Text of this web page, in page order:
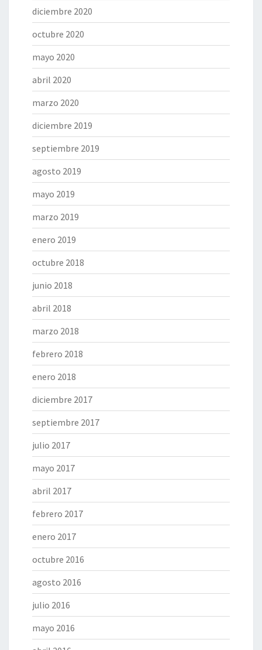
diciembre 2020
octubre 2020
mayo 2020
abril 2020
marzo 2020
diciembre 2019
septiembre 2019
agosto 2019
mayo 2019
marzo 2019
enero 2019
octubre 2018
junio 2018
abril 2018
marzo 2018
febrero 2018
enero 2018
diciembre 2017
septiembre 2017
julio 2017
mayo 2017
abril 2017
febrero 2017
enero 2017
octubre 2016
agosto 2016
julio 2016
mayo 2016